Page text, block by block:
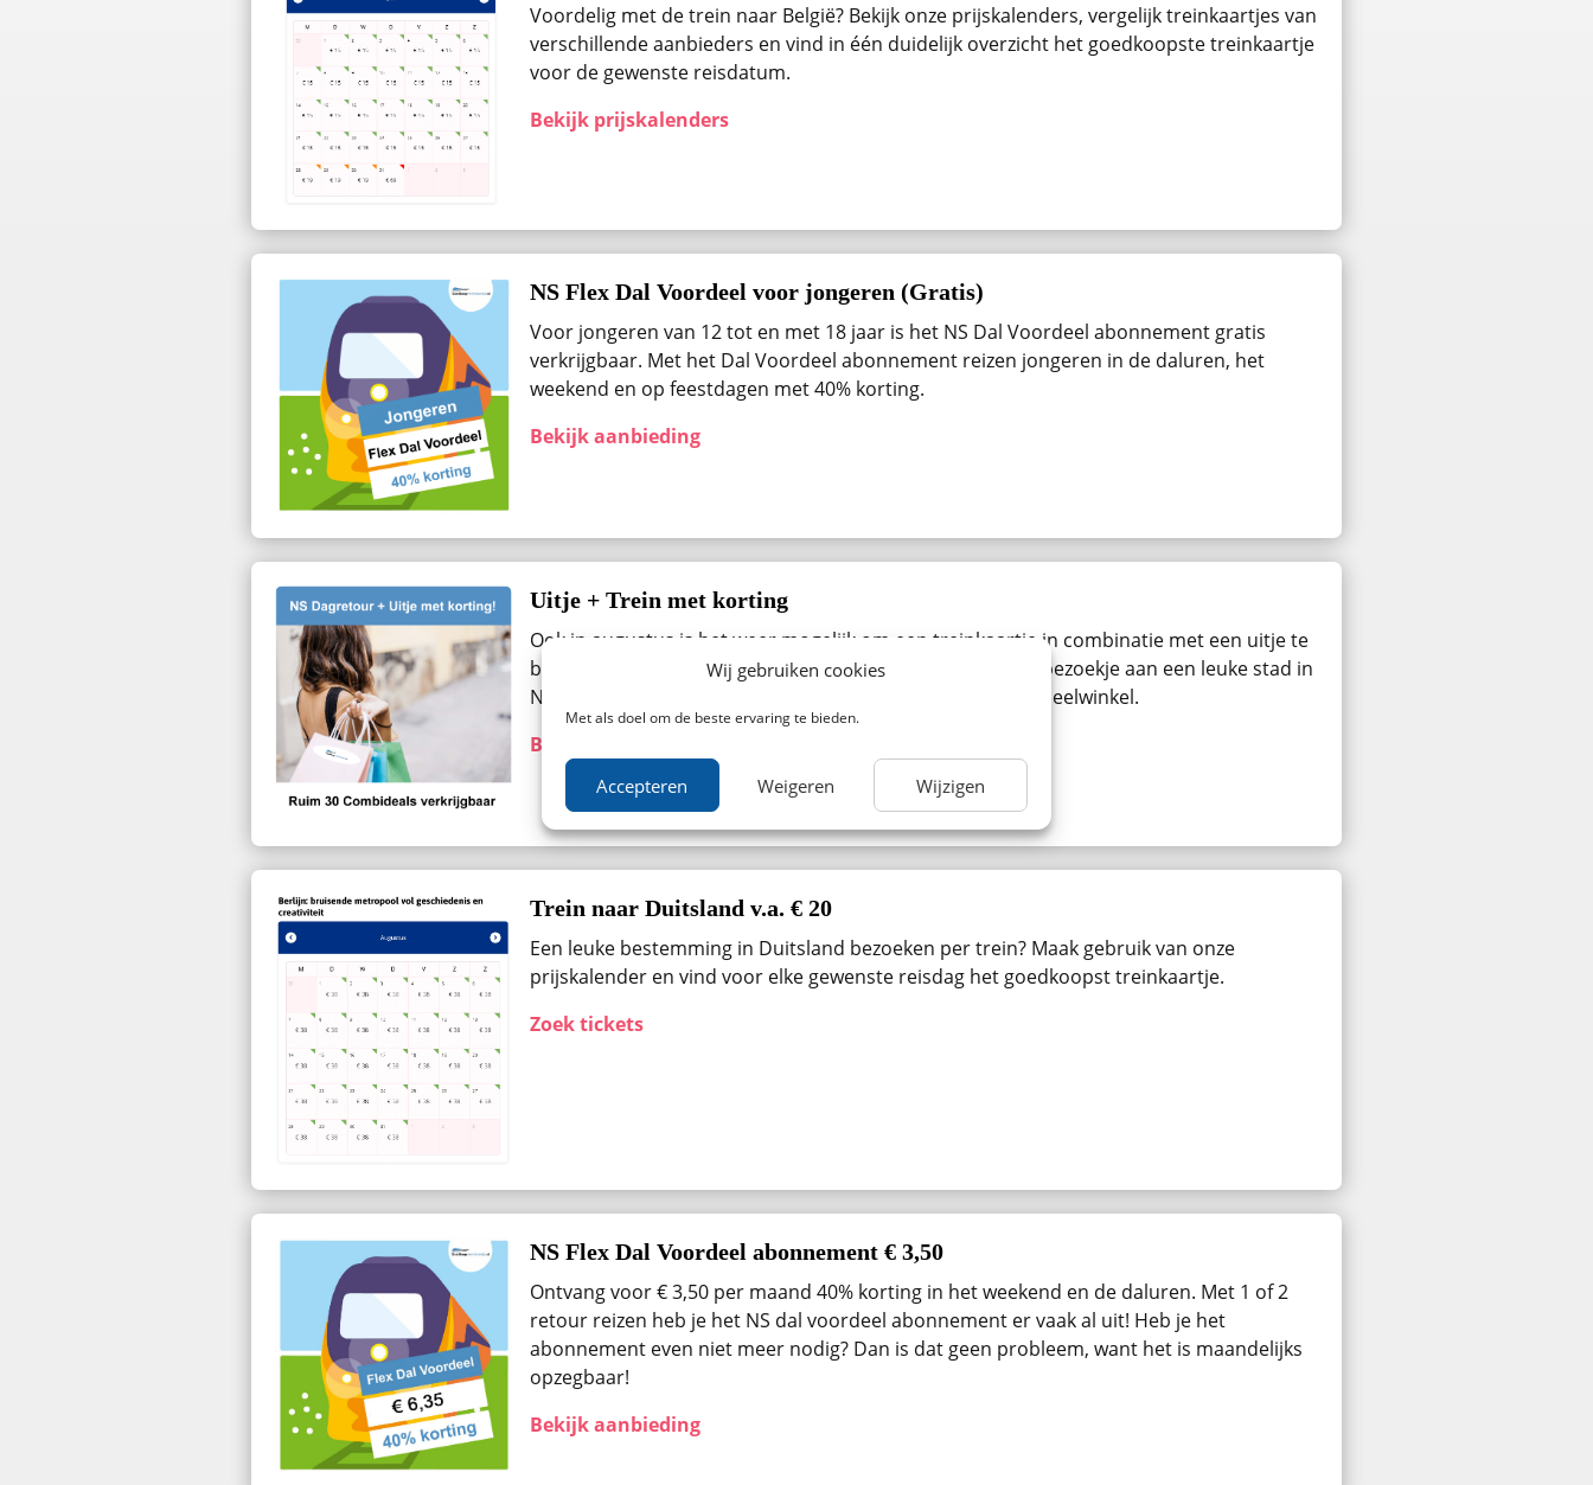
Wij gebruiken cookies
Met als doel om de beste ervaring te bieden.
Accepteren Weigeren Wijzigen
Voordelig met de trein naar België? Bekijk onze prijskalenders, vergelijk treinkaartjes van
verschillende aanbieders en vind in één duidelijk overzicht het goedkoopste treinkaartje
voor de gewenste reisdatum.
Bekijk prijskalenders
NS Flex Dal Voordeel voor jongeren (Gratis)
Voor jongeren van 12 tot en met 18 jaar is het NS Dal Voordeel abonnement gratis
verkrijgbaar. Met het Dal Voordeel abonnement reizen jongeren in de daluren, het
weekend en op feestdagen met 40% korting.
Bekijk aanbieding
Uitje + Trein met korting
Ook in augustus ​is het weer mogelijk om een treinkaartje in combinatie met een uitje te
bestellen. Denk aan een pretpark, een beurs, museum of bezoekje aan een leuke stad in
Nederland. Bekijk alle beschikbare uitjes van de NS Spoordeelwinkel.
Bekijk aanbieding
Trein naar Duitsland v.a. € 20
Een leuke bestemming in Duitsland bezoeken per trein? Maak gebruik van onze
prijskalender en vind voor elke gewenste reisdag het goedkoopst treinkaartje.
Zoek tickets
NS Flex Dal Voordeel abonnement € 3,50
Ontvang voor € 3,50 per maand 40% korting in het weekend en de daluren. Met 1 of 2
retour reizen heb je het NS dal voordeel abonnement er vaak al uit! Heb je het
abonnement even niet meer nodig? Dan is dat geen probleem, want het is maandelijks
opzegbaar!
Bekijk aanbieding